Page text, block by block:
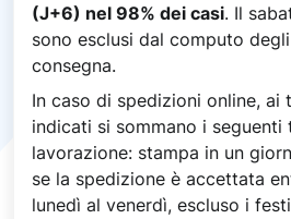
(J+6) nel 98% dei casi. Il
sono esclusi dal computo
consegna.
In caso di spedizioni online, ai
indicati si sommano i seguenti
lavorazione: stampa in un
se la spedizione è accettata
lunedì al venerdì, escluso i